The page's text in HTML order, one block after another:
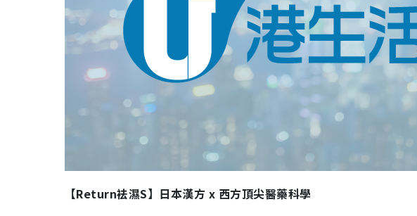
【Return袪濕S】日本漢方 x 西方頂尖醫藥科學